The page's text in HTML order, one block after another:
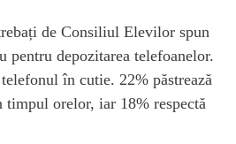
de Consiliul Elevilor spun
pentru depozitarea telefoanelor.
în cutie. 22% păstrează
orelor, iar 18% respectă